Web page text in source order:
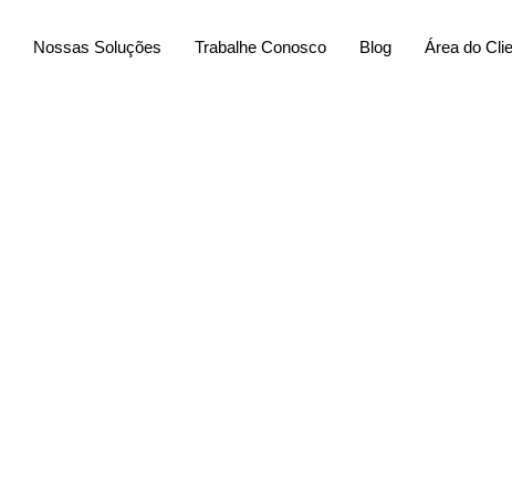
Nossas Soluções Trabalhe Conosco Blog Área do